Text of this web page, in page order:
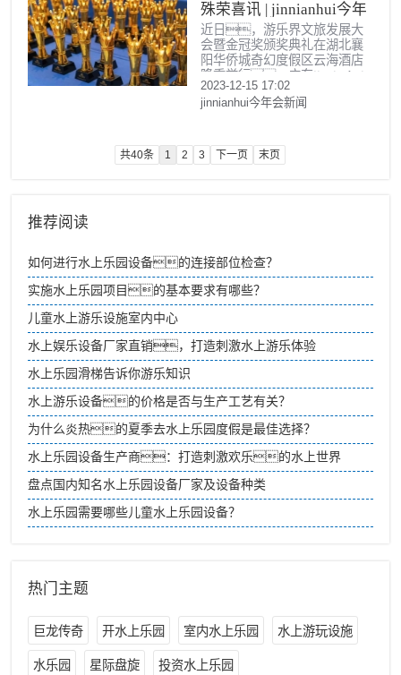
殊荣喜讯 | jinnianhui今年
会游乐荣获2023金冠奖
“杰出水滑道设备供应商”
近日，游乐界文旅发展大
会暨金冠奖颁奖典礼在湖北襄
阳华侨城奇幻度假区云海酒店
隆重举行。广东jinnianhui
今年会游乐受邀出席此次大型
文旅活动，荣膺重量级大
2023-12-15 17:02
jinnianhui今年会新闻
共40条 1 2 3 下一页 末页
推荐阅读
如何进行水上乐园设备的连接部位检查？
实施水上乐园项目的基本要求有哪些？
儿童水上游乐设施室内中心
水上娱乐设备厂家直销，打造刺激水上游乐体验
水上乐园滑梯告诉你游乐知识
水上游乐设备的价格是否与生产工艺有关？
为什么炎热的夏季去水上乐园度假是最佳选择？
水上乐园设备生产商：打造刺激欢乐的水上世界
盘点国内知名水上乐园设备厂家及设备种类
水上乐园需要哪些儿童水上乐园设备？
热门主题
巨龙传奇 开水上乐园 室内水上乐园 水上游玩设施
水乐园 星际盘旋 投资水上乐园